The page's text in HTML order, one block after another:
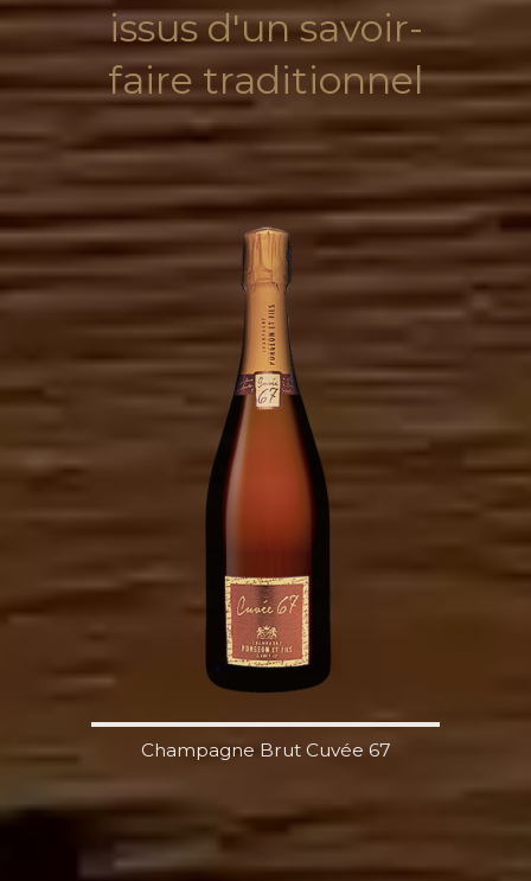
issus d'un savoir-
faire traditionnel
Champagne Brut Cuvée 67